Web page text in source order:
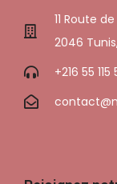
11 Route
2046
+216 55 115